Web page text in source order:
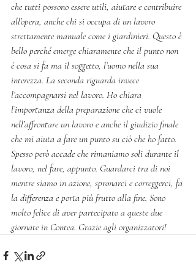
che tutti possono essere utili, aiutare e contribuire
all’opera, anche chi si occupa di un lavoro
strettamente manuale come i giardinieri. Questo è
bello perché emerge chiaramente che il punto non
è cosa si fa ma il soggetto, l’uomo nella sua
interezza. La seconda riguarda invece
l’accompagnarsi nel lavoro. Ho chiara
l’importanza della preparazione che ci vuole
nell’affrontare un lavoro e anche il giudizio finale
che mi aiuta a fare un punto su ciò che ho fatto.
Spesso però accade che rimaniamo soli durante il
lavoro, nel fare, appunto. Guardarci tra di noi
mentre siamo in azione, spronarci e correggerci, fa
la differenza e porta più frutto alla fine. Sono
molto felice di aver partecipato a queste due
giornate in Contea. Grazie agli organizzatori!